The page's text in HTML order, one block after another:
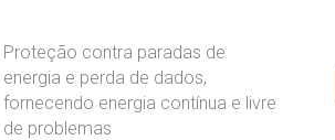
Proteção contra paradas de
energia e perda de dados,
fornecendo energia contínua e livre
de problemas